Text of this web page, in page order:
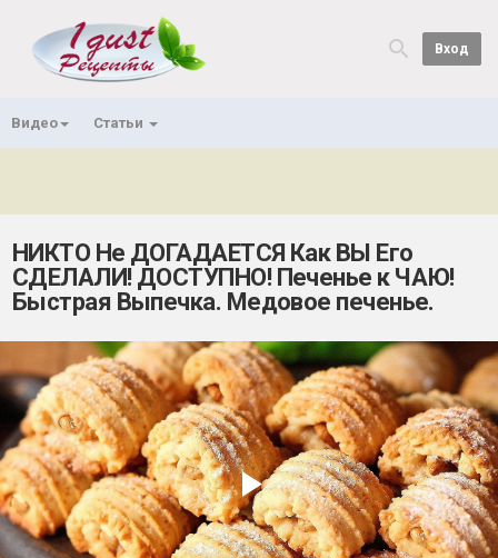
Вход
Видео Статьи
НИКТО Не ДОГАДАЕТСЯ Как ВЫ Его
СДЕЛАЛИ! ДОСТУПНО! Печенье к ЧАЮ!
Быстрая Выпечка. Медовое печенье.
Play